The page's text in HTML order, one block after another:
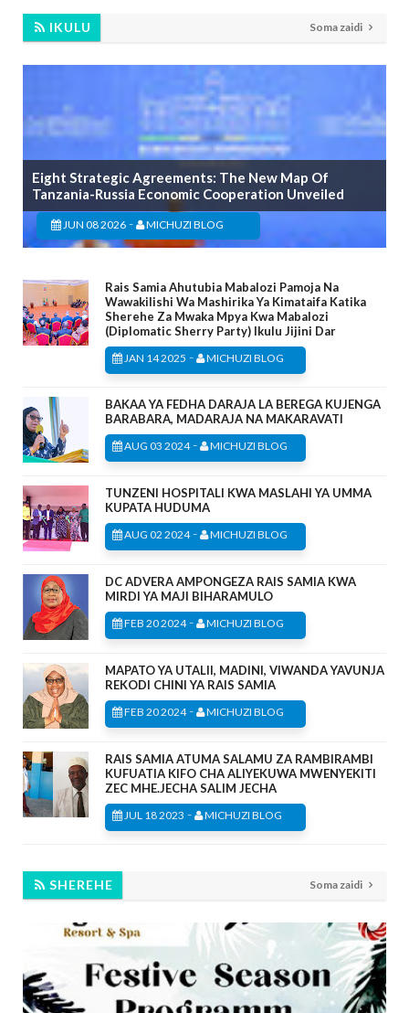
IKULU Soma zaidi
Eight Strategic Agreements: The New Map Of
Tanzania-Russia Economic Cooperation Unveiled
JUN 08 2026 - MICHUZI BLOG
Rais Samia Ahutubia Mabalozi Pamoja Na
Wawakilishi Wa Mashirika Ya Kimataifa Katika
Sherehe Za Mwaka Mpya Kwa Mabalozi
(Diplomatic Sherry Party) Ikulu Jijini Dar
JAN 14 2025 - MICHUZI BLOG
BAKAA YA FEDHA DARAJA LA BEREGA KUJENGA
BARABARA, MADARAJA NA MAKARAVATI
AUG 03 2024- MICHUZI BLOG
TUNZENI HOSPITALI KWA MASLAHI YA UMMA
KUPATA HUDUMA
AUG 02 2024- MICHUZI BLOG
DC ADVERA AMPONGEZA RAIS SAMIA KWA
MIRDI YA MAJI BIHARAMULO
FEB 20 2024- MICHUZI BLOG
MAPATO YA UTALII, MADINI, VIWANDA YAVUNJA
REKODI CHINI YA RAIS SAMIA
FEB 20 2024- MICHUZI BLOG
RAIS SAMIA ATUMA SALAMU ZA RAMBIRAMBI
KUFUATIA KIFO CHA ALIYEKUWA MWENYEKITI
ZEC MHE.JECHA SALIM JECHA
JUL 18 2023 - MICHUZI BLOG
SHEREHE Soma zaidi